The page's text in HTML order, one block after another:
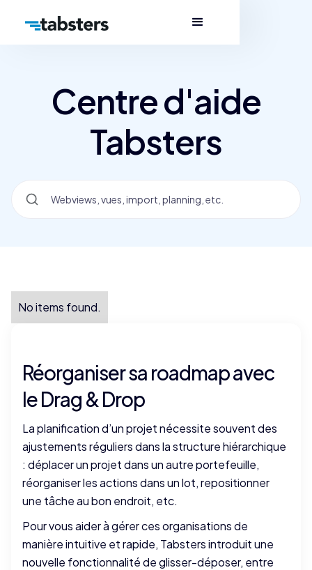
Centre d'aide
Tabsters
No items found.
Réorganiser sa roadmap avec
le Drag & Drop
La planification d’un projet nécessite souvent des
ajustements réguliers dans la structure hiérarchique
: déplacer un projet dans un autre portefeuille,
réorganiser les actions dans un lot, repositionner
une tâche au bon endroit, etc.
Pour vous aider à gérer ces organisations de
manière intuitive et rapide, Tabsters introduit une
nouvelle fonctionnalité de glisser-déposer, entre